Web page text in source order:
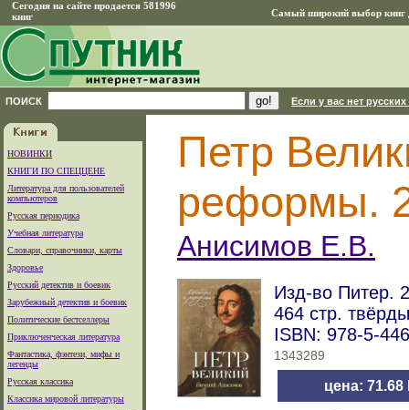
Сегодня на сайте продается 581996
книг
Самый широкий выбор книг
ПОИСК Если у вас нет
НОВИНКИ
КНИГИ ПО СПЕЦЦЕНЕ
Литература для пользователей
компьютеров
Русская периодика
Учебная литература
Словари, справочники, карты
Здоровье
Русский детектив и боевик
Зарубежный детектив и боевик
Политические бестселлеры
Приключенческая литература
Фантастика, фэнтези, мифы и
легенды
Русская классика
Классика мировой литературы
Петр
реформы.
Анисимов Е.В.
Изд-во Питер.
464 стр.
ISBN: 978-5-
1343289
цена: 71.68